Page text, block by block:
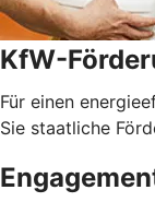
KfW-
Für einen
Sie staatliche